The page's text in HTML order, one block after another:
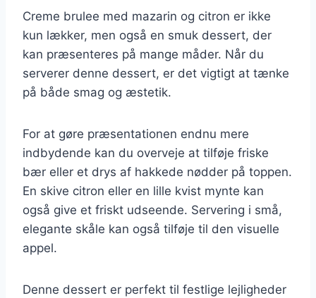
Creme brulee med mazarin og citron er ikke
kun lækker, men også en smuk dessert, der
kan præsenteres på mange måder. Når du
serverer denne dessert, er det vigtigt at tænke
på både smag og æstetik.
For at gøre præsentationen endnu mere
indbydende kan du overveje at tilføje friske
bær eller et drys af hakkede nødder på toppen.
En skive citron eller en lille kvist mynte kan
også give et friskt udseende. Servering i små,
elegante skåle kan også tilføje til den visuelle
appel.
Denne dessert er perfekt til festlige lejligheder